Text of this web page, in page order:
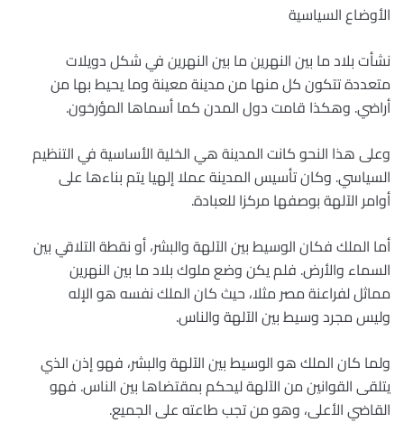
الأوضاع السياسية
نشأت بلاد ما بين النهرين ما بين النهرين في شكل دويلات
متعددة تتكون كل منها من مدينة معينة وما يحيط بها من
أراضي. وهكذا قامت دول المدن كما أسماها المؤرخون.
وعلى هذا النحو كانت المدينة هي الخلية الأساسية في التنظيم
السياسي. وكان تأسيس المدينة عملا إلهيا يتم بناءها على
أوامر الآلهة بوصفها مركزا للعبادة.
أما الملك فكان الوسيط بين الآلهة والبشر، أو نقطة التلاقي بين
السماء والأرض. فلم يكن وضع ملوك بلاد ما بين النهرين
مماثل لفراعنة مصر مثلا، حيث كان الملك نفسه هو الإله
وليس مجرد وسيط بين الآلهة والناس.
ولما كان الملك هو الوسيط بين الآلهة والبشر، فهو إذن الذي
يتلقى القوانين من الآلهة ليحكم بمقتضاها بين الناس. فهو
القاضي الأعلى، وهو من تجب طاعته على الجميع.